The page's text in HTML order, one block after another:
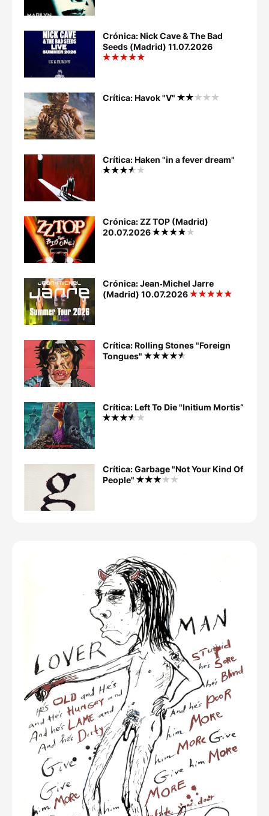
Crónica: Nick Cave & The Bad
Seeds (Madrid) 11.07.2026
Crítica: Havok "V"
Crítica: Haken "in a fever dream"
Crónica: ZZ TOP (Madrid)
20.07.2026
Crónica: Jean‐Michel Jarre
(Madrid) 10.07.2026
Crítica: Rolling Stones "Foreign
Tongues"
Crítica: Left To Die "Initium Mortis”
Crítica: Garbage "Not Your Kind Of
People"